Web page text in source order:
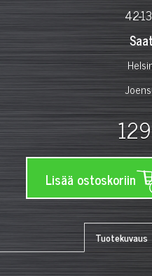
42-
Lisää ostoskoriin
Tuotekuvaus